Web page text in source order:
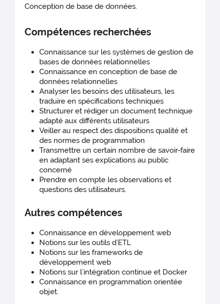
Conception de base de données.
Compétences recherchées
Connaissance sur les systèmes de gestion de
bases de données relationnelles
Connaissance en conception de base de
données relationnelles
Analyser les besoins des utilisateurs, les
traduire en spécifications techniques
Structurer et rédiger un document technique
adapté aux différents utilisateurs
Veiller au respect des dispositions qualité et
des normes de programmation
Transmettre un certain nombre de savoir-faire
en adaptant ses explications au public
concerné
Prendre en compte les observations et
questions des utilisateurs.
Autres compétences
Connaissance en développement web
Notions sur les outils d’ETL
Notions sur les frameworks de
développement web
Notions sur l’intégration continue et Docker
Connaissance en programmation orientée
objet.